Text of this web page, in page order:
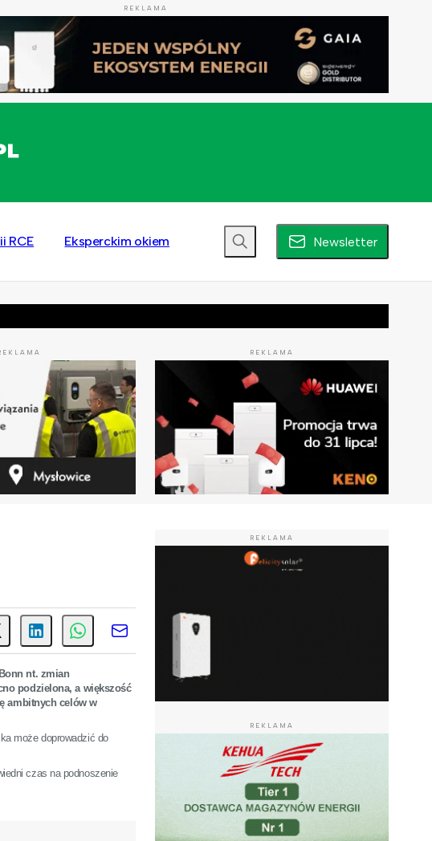
REKLAMA
RCE Eksperckim okiem Newsletter
REKLAMA
nt. zmian
podzielona, a większość
ambitnych celów w
może doprowadzić do
czas na podnoszenie
REKLAMA
REKLAMA